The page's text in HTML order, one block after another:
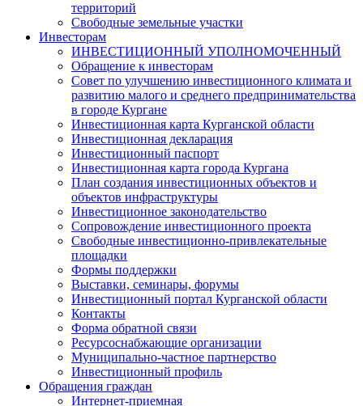
территорий
Свободные земельные участки
Инвесторам
ИНВЕСТИЦИОННЫЙ УПОЛНОМОЧЕННЫЙ
Обращение к инвесторам
Совет по улучшению инвестиционного климата и
развитию малого и среднего предпринимательства
в городе Кургане
Инвестиционная карта Курганской области
Инвестиционная декларация
Инвестиционный паспорт
Инвестиционная карта города Кургана
План создания инвестиционных объектов и
объектов инфраструктуры
Инвестиционное законодательство
Сопровождение инвестиционного проекта
Свободные инвестиционно-привлекательные
площадки
Формы поддержки
Выставки, семинары, форумы
Инвестиционный портал Курганской области
Контакты
Форма обратной связи
Ресурсоснабжающие организации
Муниципально-частное партнерство
Инвестиционный профиль
Обращения граждан
Интернет-приемная